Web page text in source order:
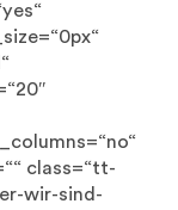
class=“tt-
wir-sind-